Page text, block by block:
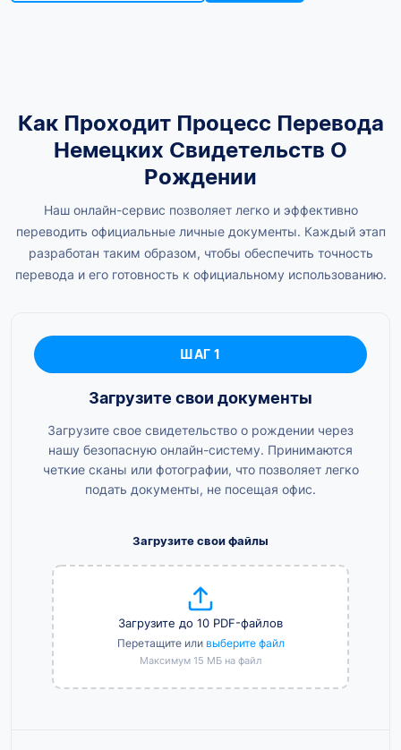
Как Проходит Процесс Перевода
Немецких Свидетельств О
Рождении
Наш онлайн-сервис позволяет легко и эффективно
переводить официальные личные документы. Каждый этап
разработан таким образом, чтобы обеспечить точность
перевода и его готовность к официальному использованию.
ШАГ 1
Загрузите свои документы
Загрузите свое свидетельство о рождении через
нашу безопасную онлайн-систему. Принимаются
четкие сканы или фотографии, что позволяет легко
подать документы, не посещая офис.
Загрузите свои файлы
Загрузите до 10 PDF-файлов
Перетащите или выберите файл
Максимум 15 МБ на файл